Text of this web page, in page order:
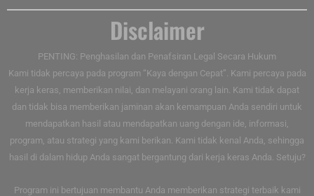
Disclaimer
PENTING: Penghasilan dan Penafsiran Legal Secara Hukum
Kami tidak percaya pada program “Kaya dengan Cepat”. Kami percaya pada
kerja keras, memberikan nilai, dan melayani orang lain. Kami tidak dapat
dan tidak bisa memberikan jaminan akan kemampuan Anda sendiri untuk
mendapatkan hasil atau mendapatkan uang dengan ide, informasi,
program, atau strategi yang kami berikan. Kami tidak kenal Anda, sehingga
hasil di dalam hidup Anda sangat bergantung dari kerja keras Anda. Setuju?
Program ini bertujuan membantu Anda memberikan strategi terbaik kami